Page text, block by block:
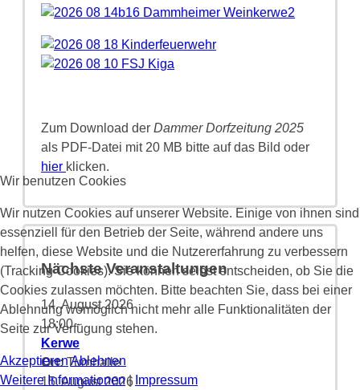
Zum Download der Dammer Dorfzeitung 2025
als PDF-Datei mit 20 MB bitte auf das Bild oder
hier klicken.
Nächste Veranstaltungen
14. August 2026
18:00-
Kerwe
Ort:Turnhalle
15. August 2026
Wir benutzen Cookies
Wir nutzen Cookies auf unserer Website. Einige von ihnen sind
essenziell für den Betrieb der Seite, während andere uns
helfen, diese Website und die Nutzererfahrung zu verbessern
(Tracking Cookies). Sie können selbst entscheiden, ob Sie die
Cookies zulassen möchten. Bitte beachten Sie, dass bei einer
Ablehnung womöglich nicht mehr alle Funktionalitäten der
Seite zur Verfügung stehen.
AkzeptierenAblehnen
Weitere Informationen| Impressum